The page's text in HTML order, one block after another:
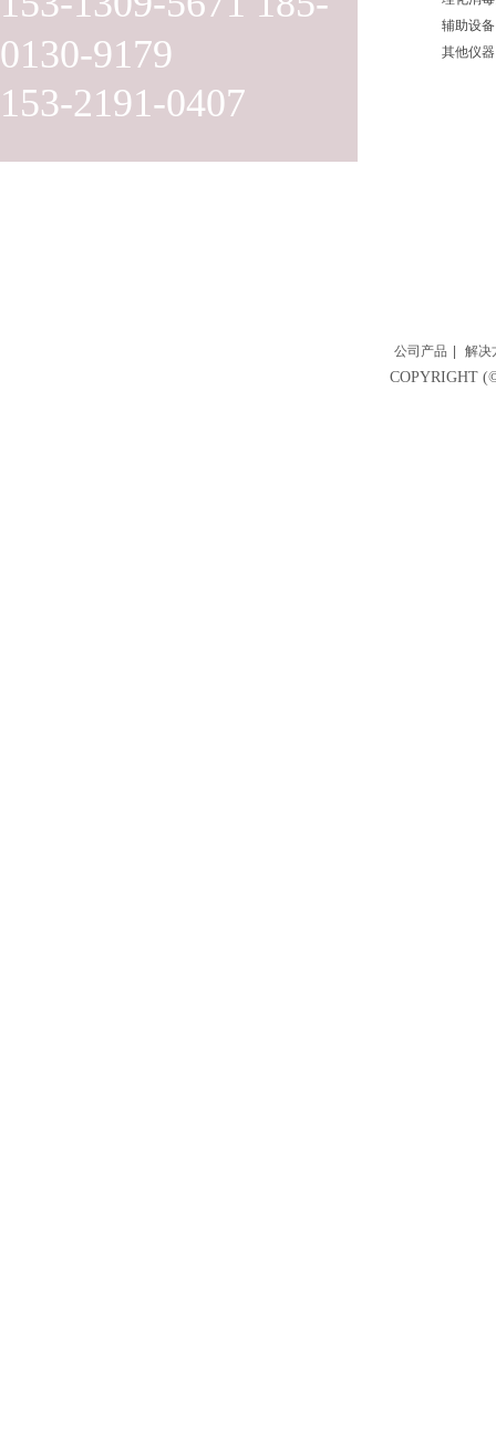
0130-9179
153-2191-0407
辅助设备
其他仪器
公司产品 解决
COPYRIGHT